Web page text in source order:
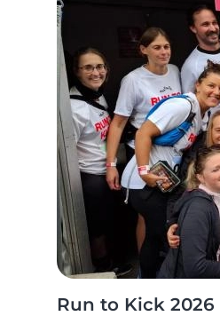
Run to Kick